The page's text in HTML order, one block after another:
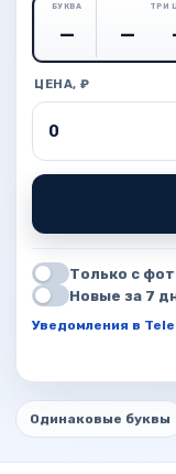
БУКВА ТРИ
ЦЕНА, ₽
Цена от
Только с
Новые за 7
Уведомления в
Одинаковые буквы